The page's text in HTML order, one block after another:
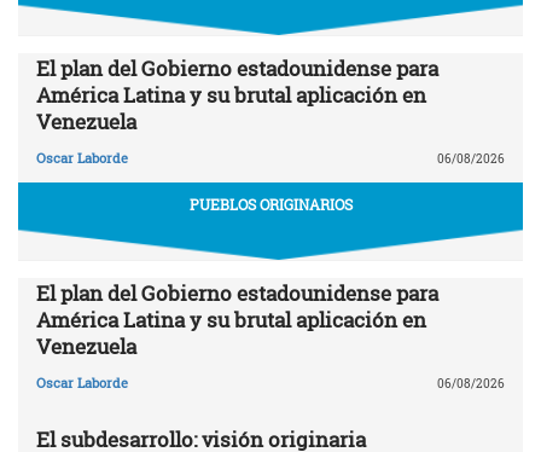
El plan del Gobierno estadounidense para
América Latina y su brutal aplicación en
Venezuela
Oscar Laborde 06/08/2026
PUEBLOS ORIGINARIOS
El plan del Gobierno estadounidense para
América Latina y su brutal aplicación en
Venezuela
Oscar Laborde 06/08/2026
El subdesarrollo: visión originaria